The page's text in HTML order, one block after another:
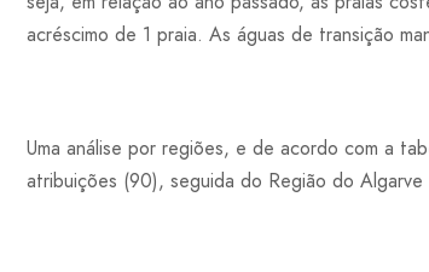
acréscimo de 1 praia. As águas de transição
Uma análise por regiões, e de acordo com a
atribuições (90), seguida do Região do